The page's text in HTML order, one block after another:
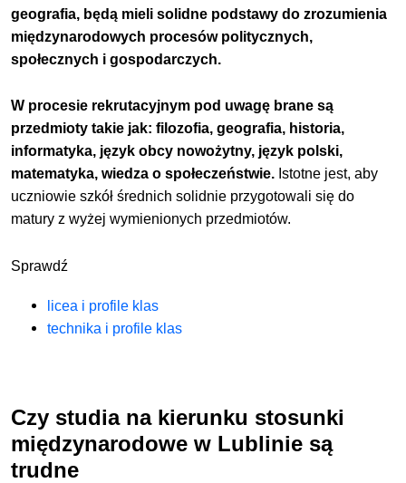
geografia, będą mieli solidne podstawy do zrozumienia
międzynarodowych procesów politycznych,
społecznych i gospodarczych.
W procesie rekrutacyjnym pod uwagę brane są
przedmioty takie jak: filozofia, geografia, historia,
informatyka, język obcy nowożytny, język polski,
matematyka, wiedza o społeczeństwie. Istotne jest, aby
uczniowie szkół średnich solidnie przygotowali się do
matury z wyżej wymienionych przedmiotów.
Sprawdź
licea i profile klas
technika i profile klas
Czy studia na kierunku stosunki
międzynarodowe w Lublinie są
trudne